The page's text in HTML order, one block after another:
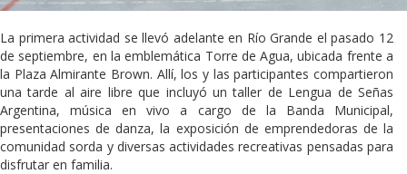
La primera actividad se llevó adelante en Río Grande el pasado 12
de septiembre, en la emblemática Torre de Agua, ubicada frente a
la Plaza Almirante Brown. Allí, los y las participantes compartieron
una tarde al aire libre que incluyó un taller de Lengua de Señas
Argentina, música en vivo a cargo de la Banda Municipal,
presentaciones de danza, la exposición de emprendedoras de la
comunidad sorda y diversas actividades recreativas pensadas para
disfrutar en familia.